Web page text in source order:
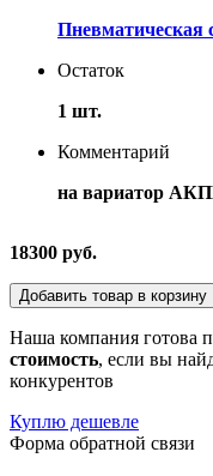
Пневматическая
Остаток
1 шт.
Комментарий
на вариатор
18300 руб.
Добавить товар в корзину
Наша компания готова
стоимость, если вы
конкурентов
Куплю дешевле
Форма обратной связи